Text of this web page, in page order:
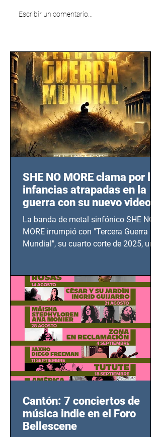
Escribir un comentario...
SHE NO MORE clama por las
infancias atrapadas en la
guerra con su nuevo video
TERCERA GUERRA
MUNDIAL
La banda de metal sinfónico SHE NO
MORE irrumpió con "Tercera Guerra
Mundial", su cuarto corte de 2025, un
bélicos.
Cantón: 7 conciertos de
música indie en el Foro
Bellescene